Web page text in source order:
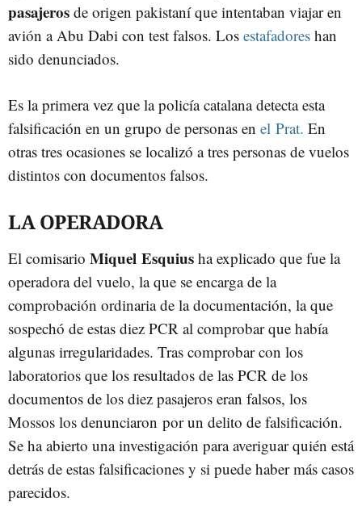
pasajeros de origen pakistaní que intentaban viajar en
avión a Abu Dabi con test falsos. Los estafadores han
sido denunciados.
Es la primera vez que la policía catalana detecta esta
falsificación en un grupo de personas en el Prat. En
otras tres ocasiones se localizó a tres personas de vuelos
distintos con documentos falsos.
LA OPERADORA
El comisario Miquel Esquius ha explicado que fue la
operadora del vuelo, la que se encarga de la
comprobación ordinaria de la documentación, la que
sospechó de estas diez PCR al comprobar que había
algunas irregularidades. Tras comprobar con los
laboratorios que los resultados de las PCR de los
documentos de los diez pasajeros eran falsos, los
Mossos los denunciaron por un delito de falsificación.
Se ha abierto una investigación para averiguar quién está
detrás de estas falsificaciones y si puede haber más casos
parecidos.